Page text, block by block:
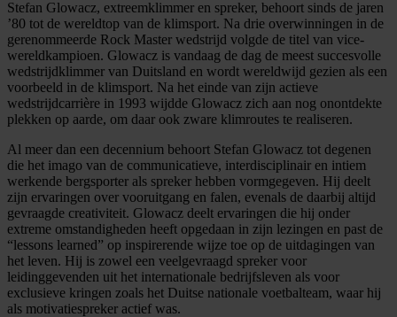
Stefan Glowacz, extreemklimmer en spreker, behoort sinds de jaren
’80 tot de wereldtop van de klimsport. Na drie overwinningen in de
gerenommeerde Rock Master wedstrijd volgde de titel van vice-
wereldkampioen. Glowacz is vandaag de dag de meest succesvolle
wedstrijdklimmer van Duitsland en wordt wereldwijd gezien als een
voorbeeld in de klimsport. Na het einde van zijn actieve
wedstrijdcarrière in 1993 wijdde Glowacz zich aan nog onontdekte
plekken op aarde, om daar ook zware klimroutes te realiseren.
Al meer dan een decennium behoort Stefan Glowacz tot degenen
die het imago van de communicatieve, interdisciplinair en intiem
werkende bergsporter als spreker hebben vormgegeven. Hij deelt
zijn ervaringen over vooruitgang en falen, evenals de daarbij altijd
gevraagde creativiteit. Glowacz deelt ervaringen die hij onder
extreme omstandigheden heeft opgedaan in zijn lezingen en past de
“lessons learned” op inspirerende wijze toe op de uitdagingen van
het leven. Hij is zowel een veelgevraagd spreker voor
leidinggevenden uit het internationale bedrijfsleven als voor
exclusieve kringen zoals het Duitse nationale voetbalteam, waar hij
als motivatiespreker actief was.